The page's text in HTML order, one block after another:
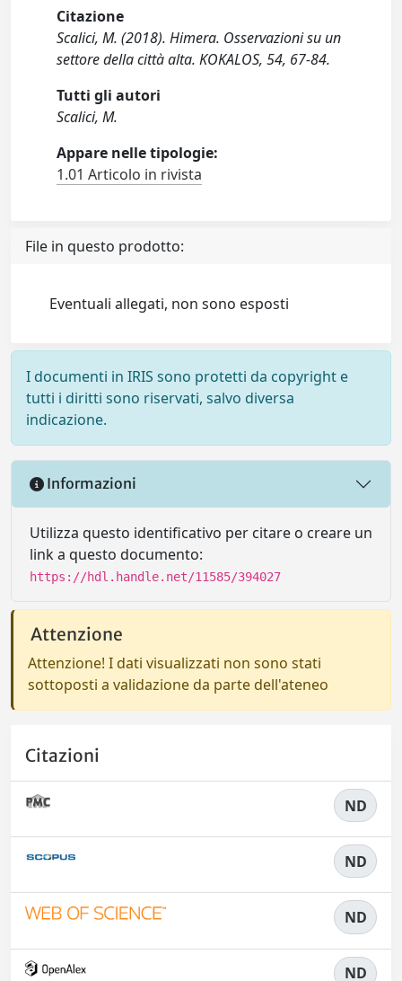
Citazione
Scalici, M. (2018). Himera. Osservazioni su un
settore della città alta. KOKALOS, 54, 67-84.
Tutti gli autori
Scalici, M.
Appare nelle tipologie:
1.01 Articolo in rivista
File in questo prodotto:
Eventuali allegati, non sono esposti
I documenti in IRIS sono protetti da copyright e
tutti i diritti sono riservati, salvo diversa
indicazione.
Informazioni
Utilizza questo identificativo per citare o creare un
link a questo documento:
https://hdl.handle.net/11585/394027
Attenzione
Attenzione! I dati visualizzati non sono stati
sottoposti a validazione da parte dell'ateneo
Citazioni
ND
ND
ND
ND